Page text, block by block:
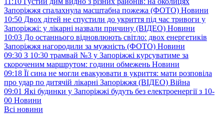
Запоріжжя спалахнула масштабна пожежа (ФОТО) Новини
10:50 Двох дітей не спустили до укриття під час тривоги у
Запоріжжі: у лікарні назвали причину (ВІДЕО) Новини
10:03 До останнього відновлюють світло: двох енергетиків
Запоріжжя нагородили за мужність (ФОТО) Новини
09:30 З 10:30 трамвай №3 у Запоріжжі курсуватиме за
скороченим маршрутом: години обмежень Новини
09:18 Її сина не могли евакуювати в укриття: мати розповіла
про удар по дитячій лікарні Запоріжжя (ВІДЕО) Війна
09:01 Які будинки у Запоріжжі будуть без електроенергії з 10-
00 Новини
Всі новини